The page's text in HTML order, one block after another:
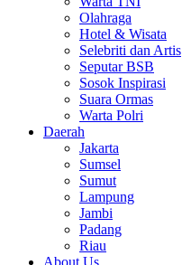
Olahraga
Hotel & Wisata
Selebriti dan Artis
Seputar BSB
Sosok Inspirasi
Suara Ormas
Warta Polri
Daerah
Jakarta
Sumsel
Sumut
Lampung
Jambi
Padang
Riau